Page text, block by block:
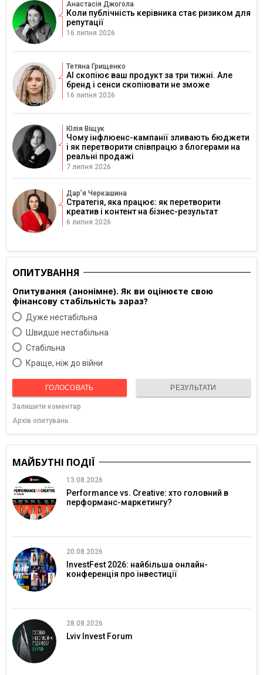
Анастасія Джогола
Коли публічність керівника стає ризиком для
репутації
16 липня 2026
Тетяна Грищенко
AI скопіює ваш продукт за три тижні. Але
бренд і сенси скопіювати не зможе
16 липня 2026
Юлія Віщук
Чому інфлюенс-кампанії зливають бюджети
і як перетворити співпрацю з блогерами на
реальні продажі
7 липня 2026
Дарʼя Черкашина
Стратегія, яка працює: як перетворити
креатив і контент на бізнес-результат
6 липня 2026
ОПИТУВАННЯ
Опитування (анонімне). Як ви оцінюєте свою
фінансову стабільність зараз?
Дуже нестабільна
Швидше нестабільна
Cтабільна
Краще, ніж до війни
ГОЛОСОВАТЬ РЕЗУЛЬТАТИ
Залишити коментар
Архів опитувань
МАЙБУТНІ ПОДІЇ
13.08.2026
Performance vs. Creative: хто головний в
перформанс-маркетингу?
20.08.2026
InvestFest 2026: найбільша онлайн-
конференція про інвестиції
28.08.2026
Lviv Invest Forum